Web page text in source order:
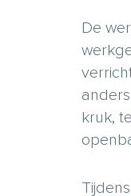
De
kruk,